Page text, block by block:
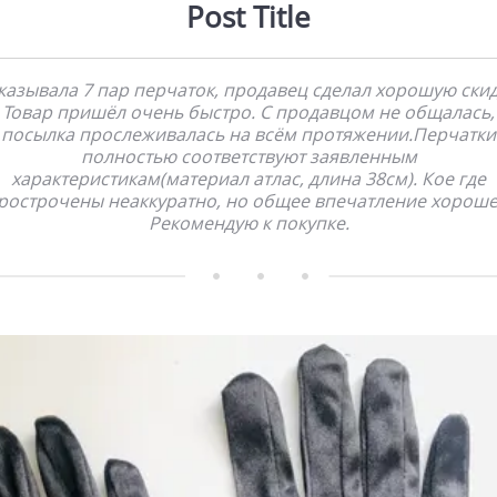
Post Title
7 пар перчаток, продавец сделал хорошую
Товар пришёл очень быстро. С продавцом не общалась,
посылка прослеживалась на всём протяжении.Перчатки
полностью соответствуют заявленным
характеристикам(материал атлас, длина 38см). Кое где
неаккуратно, но общее впечатление
Рекомендую к покупке.